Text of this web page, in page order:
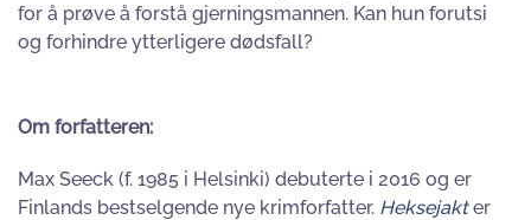
for å prøve å forstå gjerningsmannen. Kan hun forutsi
og forhindre ytterligere dødsfall?
Om forfatteren:
Max Seeck (f. 1985 i Helsinki) debuterte i 2016 og er
Finlands bestselgende nye krimforfatter. Heksejakter